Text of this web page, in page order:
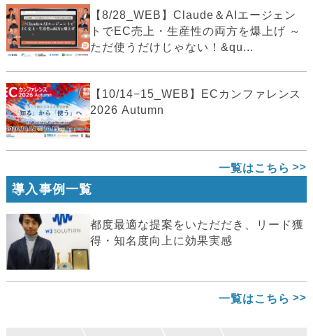
【8/28_WEB】Claude＆AIエージェン
トでEC売上・生産性の両方を爆上げ ～
ただ使うだけじゃない！&qu...
【10/14−15_WEB】ECカンファレンス
2026 Autumn
一覧はこちら
導入事例一覧
都度最適な提案をいただだき、リード獲
得・知名度向上に効果実感
一覧はこちら